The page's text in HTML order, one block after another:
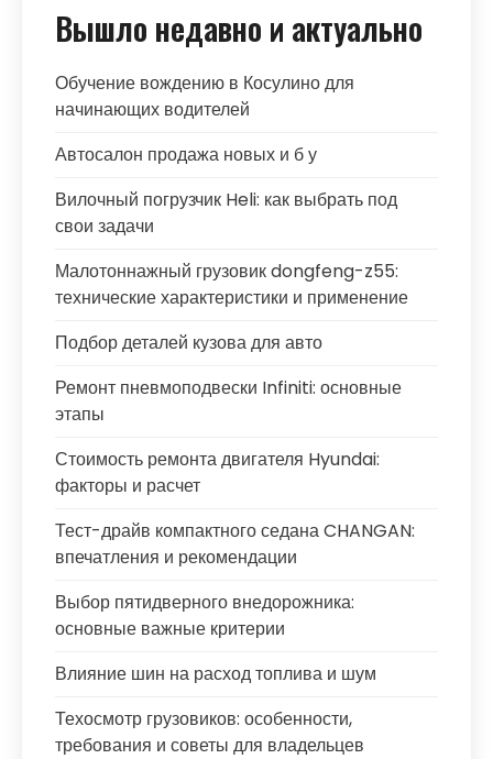
Вышло недавно и актуально
Обучение вождению в Косулино для
начинающих водителей
Автосалон продажа новых и б у
Вилочный погрузчик Heli: как выбрать под
свои задачи
Малотоннажный грузовик dongfeng-z55:
технические характеристики и применение
Подбор деталей кузова для авто
Ремонт пневмоподвески Infiniti: основные
этапы
Стоимость ремонта двигателя Hyundai:
факторы и расчет
Тест-драйв компактного седана CHANGAN:
впечатления и рекомендации
Выбор пятидверного внедорожника:
основные важные критерии
Влияние шин на расход топлива и шум
Техосмотр грузовиков: особенности,
требования и советы для владельцев